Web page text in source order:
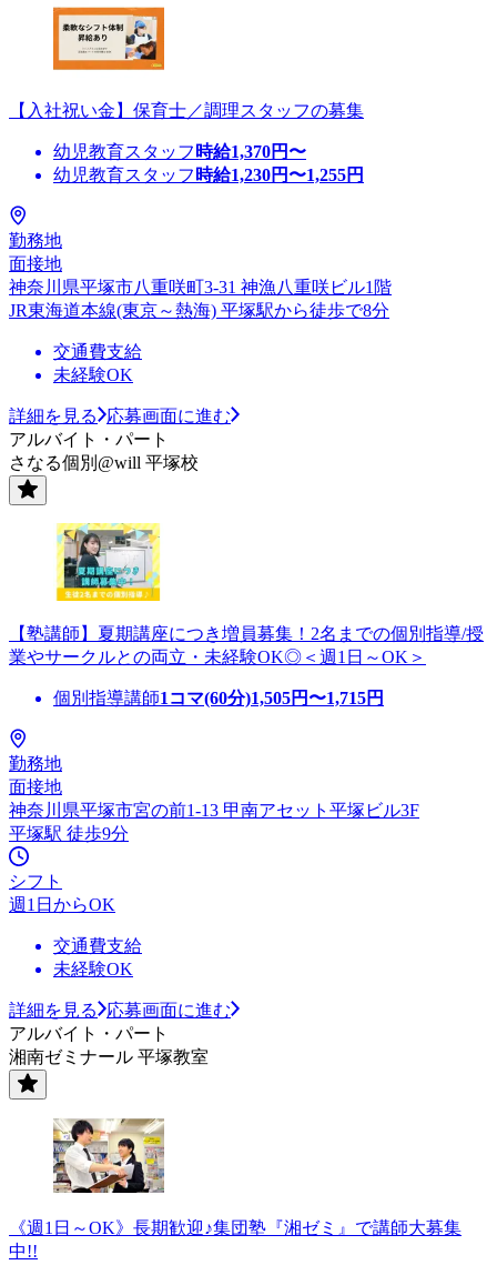
【入社祝い金】保育士／調理スタッフの募集
幼児教育スタッフ 時給1,370円〜
幼児教育スタッフ 時給1,230円〜1,255円
勤務地
面接地
神奈川県平塚市八重咲町3-31 神漁八重咲ビル1階
JR東海道本線(東京～熱海) 平塚駅から徒歩で8分
交通費支給
未経験OK
詳細を見る
応募画面に進む
アルバイト・パート
さなる個別@will 平塚校
【塾講師】夏期講座につき増員募集！2名までの個別指導/授
業やサークルとの両立・未経験OK◎＜週1日～OK＞
個別指導講師1コマ(60分)1,505円〜1,715円
勤務地
面接地
神奈川県平塚市宮の前1-13 甲南アセット平塚ビル3F
平塚駅 徒歩9分
シフト
週1日からOK
交通費支給
未経験OK
詳細を見る
応募画面に進む
アルバイト・パート
湘南ゼミナール 平塚教室
《週1日～OK》長期歓迎♪集団塾『湘ゼミ』で講師大募集
中!!